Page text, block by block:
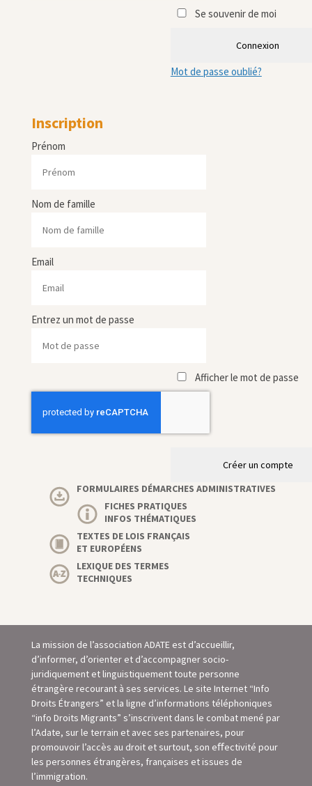
Se souvenir de moi
Connexion
Mot de passe oublié?
Inscription
Prénom
Nom de famille
Email
Entrez un mot de passe
Afficher le mot de passe
Créer un compte
FORMULAIRES DÉMARCHES ADMINISTRATIVES
FICHES PRATIQUES
INFOS THÉMATIQUES
TEXTES DE LOIS FRANÇAIS
ET EUROPÉENS
LEXIQUE DES TERMES
TECHNIQUES
La mission de l’association ADATE est d’accueillir,
d’informer, d’orienter et d’accompagner socio-
juridiquement et linguistiquement toute personne
étrangère recourant à ses services. Le site Internet “Info
Droits Étrangers” et la ligne d’informations téléphoniques
“info Droits Migrants” s’inscrivent dans le combat mené par
l’Adate, sur le terrain et avec ses partenaires, pour
promouvoir l’accès au droit et surtout, son eﬀectivité pour
les personnes étrangères, françaises et issues de
l’immigration.